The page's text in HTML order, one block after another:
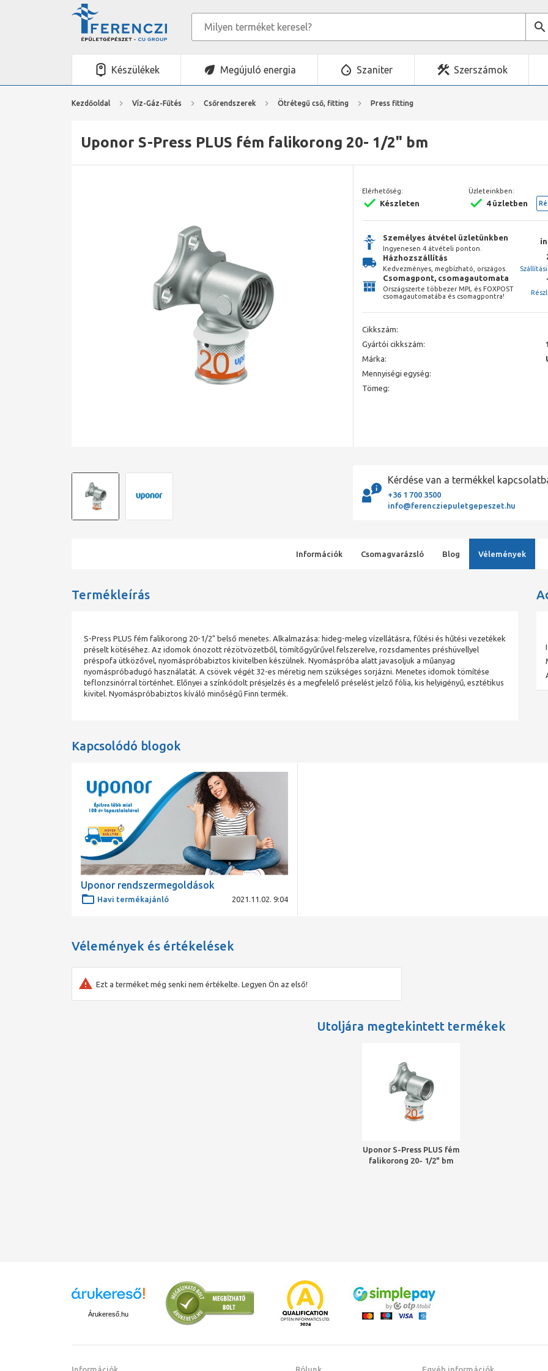
Készülékek Megújuló energia Szaniter Szerszámok
Kezdőoldal Víz-Gáz-Fűtés Csőrendszerek Ötrétegű cső, fitting Press fitting
Uponor S-Press PLUS fém falikorong 20- 1/2" bm
Elérhetőség:
Készleten
Üzleteinkben:
4 üzletben
Személyes átvétel üzletünkben
Ingyenesen 4 átvételi ponton.
Házhozszállítás
Kedvezményes, megbízható, országos.
Csomagpont, csomagautomata
Országszerte többezer MPL és FOXPOST
csomagautomatába és csomagpontra!
Cikkszám:
Gyártói cikkszám:
Márka:
Mennyiségi egység:
Tömeg:
Kérdése van a termékkel
+36 1 700 3500
info@ferencziepuletgepeszet.hu
Információk Csomagvarázsló Blog Vélemények
Termékleírás
S-Press PLUS fém falikorong 20-1/2" belső menetes. Alkalmazása: hideg-meleg vízellátásra, fűtési és hűtési vezetékek
préselt kötéséhez. Az idomok ónozott rézötvözetből, tömítőgyűrűvel felszerelve, rozsdamentes préshüvellyel
préspofa ütközővel, nyomáspróbabiztos kivitelben készülnek. Nyomáspróba alatt javasoljuk a műanyag
nyomáspróbadugó használatát. A csövek végét 32-es méretig nem szükséges sorjázni. Menetes idomok tömítése
teflonzsinórral történhet. Előnyei a színkódolt présjelzés és a megfelelő préselést jelző fólia, kis helyigényű, esztétikus
kivitel. Nyomáspróbabiztos kíváló minőségű Finn termék.
Kapcsolódó blogok
Uponor rendszermegoldások
Havi termékajánló 2021.11.02. 9:04
Vélemények és értékelések
Ezt a terméket még senki nem értékelte. Legyen Ön az első!
Utoljára megtekintett termékek
Uponor S-Press PLUS fém
falikorong 20- 1/2" bm
Árukereső.hu
Információk Rólunk Egyéb információk